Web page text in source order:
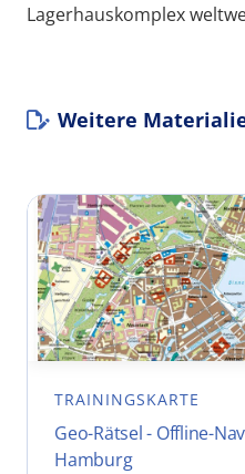
Lagerhauskomplex
Weitere
TRAININGSKARTE
Geo-Rätsel - Offline-
Hamburg